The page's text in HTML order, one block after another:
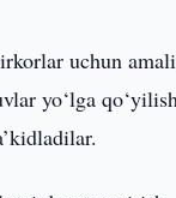
uchun
yo‘lga